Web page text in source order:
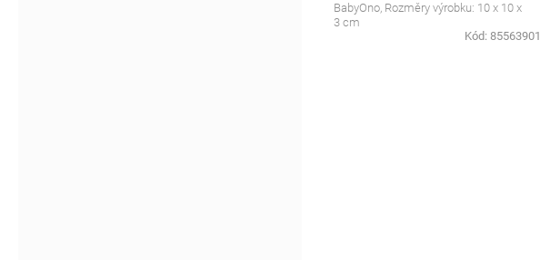
BabyOno, Rozměry výrobku: 10 x 10 x
3 cm
Kód: 85563901